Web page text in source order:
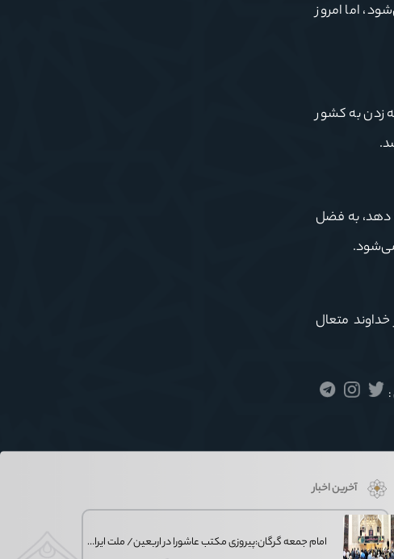
اما امروز
زدن به کشور
دهد، به فضل
می‌شود.
متعال
:
آخرین اخبار
امام جمعه گرگان:پیروزی مکتب عاشورا در اربعین/ ملت ایران در برابر استکبار